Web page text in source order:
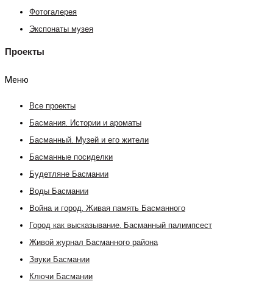
Фотогалерея
Экспонаты музея
Проекты
Меню
Все проекты
Басмания. Истории и ароматы
Басманный. Музей и его жители
Басманные посиделки
Будетляне Басмании
Воды Басмании
Война и город. Живая память Басманного
Город как высказывание. Басманный палимпсест
Живой журнал Басманного района
Звуки Басмании
Ключи Басмании